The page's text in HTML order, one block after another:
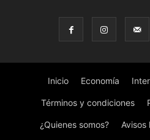
Inicio Economía
Términos y condiciones
¿Quienes somos? Avisos